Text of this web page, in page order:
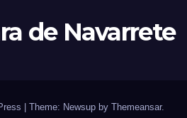
de Navarrete
| Theme: Newsup by Themeansar.